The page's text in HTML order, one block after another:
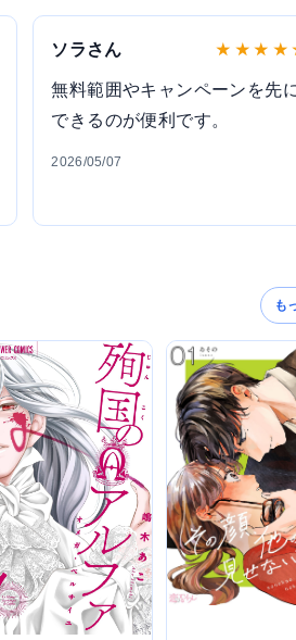
ソラさん ★ ★ ★ ★
無料範囲やキャンペーンを先
できるのが便利です。
2026/05/07
も